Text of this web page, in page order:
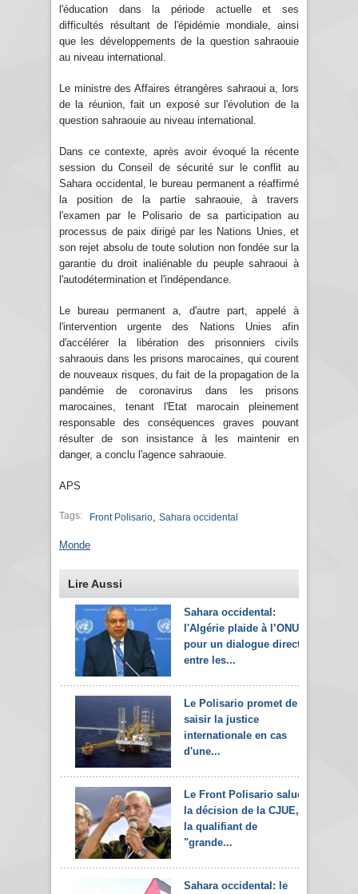
l'éducation dans la période actuelle et ses
difficultés résultant de l'épidémie mondiale, ainsi
que les développements de la question sahraouie
au niveau international.
Le ministre des Affaires étrangères sahraoui a, lors
de la réunion, fait un exposé sur l'évolution de la
question sahraouie au niveau international.
Dans ce contexte, après avoir évoqué la récente
session du Conseil de sécurité sur le conflit au
Sahara occidental, le bureau permanent a réaffirmé
la position de la partie sahraouie, à travers
l'examen par le Polisario de sa participation au
processus de paix dirigé par les Nations Unies, et
son rejet absolu de toute solution non fondée sur la
garantie du droit inaliénable du peuple sahraoui à
l'autodétermination et l'indépendance.
Le bureau permanent a, d'autre part, appelé à
l'intervention urgente des Nations Unies afin
d'accélérer la libération des prisonniers civils
sahraouis dans les prisons marocaines, qui courent
de nouveaux risques, du fait de la propagation de la
pandémie de coronavirus dans les prisons
marocaines, tenant l'Etat marocain pleinement
responsable des conséquences graves pouvant
résulter de son insistance à les maintenir en
danger, a conclu l'agence sahraouie.
APS
Tags: Front Polisario Sahara occidental
Monde
Lire Aussi
Sahara occidental:
l'Algérie plaide à l’ONU
pour un dialogue direct
entre les...
Le Polisario promet de
saisir la justice
internationale en cas
d'une...
Le Front Polisario salue
la décision de la CJUE,
la qualifiant de
"grande...
Sahara occidental: le